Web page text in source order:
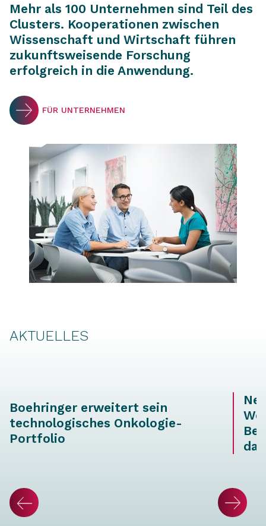
Mehr als 100 Unternehmen sind Teil des
Clusters. Kooperationen zwischen
Wissenschaft und Wirtschaft führen
zukunftsweisende Forschung
erfolgreich in die Anwendung.
FÜR UNTERNEHMEN
AKTUELLES
Boehringer erweitert sein
technologisches Onkologie-
Portfolio